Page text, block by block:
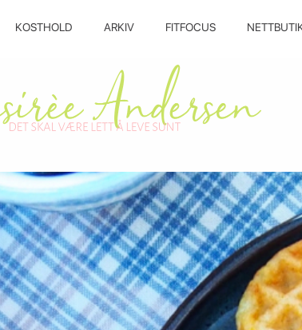
KOSTHOLD ARKIV FITFOCUS